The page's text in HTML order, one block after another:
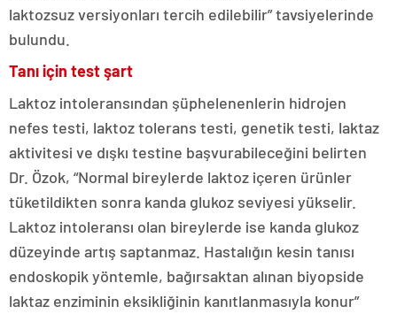
laktozsuz versiyonları tercih edilebilir” tavsiyelerinde
bulundu.
Tanı için test şart
Laktoz intoleransından şüphelenenlerin hidrojen
nefes testi, laktoz tolerans testi, genetik testi, laktaz
aktivitesi ve dışkı testine başvurabileceğini belirten
Dr. Özok, “Normal bireylerde laktoz içeren ürünler
tüketildikten sonra kanda glukoz seviyesi yükselir.
Laktoz intoleransı olan bireylerde ise kanda glukoz
düzeyinde artış saptanmaz. Hastalığın kesin tanısı
endoskopik yöntemle, bağırsaktan alınan biyopside
laktaz enziminin eksikliğinin kanıtlanmasıyla konur”